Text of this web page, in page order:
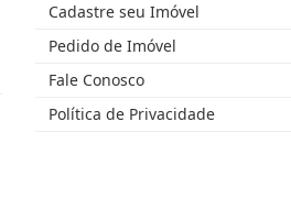
Cadastre seu Imóvel
Pedido de Imóvel
Fale Conosco
Política de Privacidade